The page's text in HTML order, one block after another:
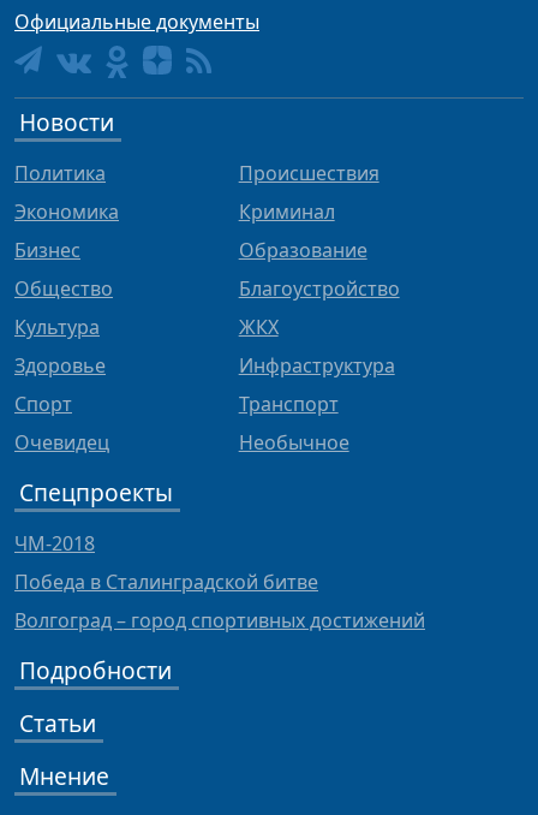
Официальные документы
Новости
Политика
Экономика
Бизнес
Общество
Культура
Здоровье
Спорт
Очевидец
Происшествия
Криминал
Образование
Благоустройство
ЖКХ
Инфраструктура
Транспорт
Необычное
Спецпроекты
ЧМ-2018
Победа в Сталинградской битве
Волгоград – город спортивных достижений
Подробности
Статьи
Мнение